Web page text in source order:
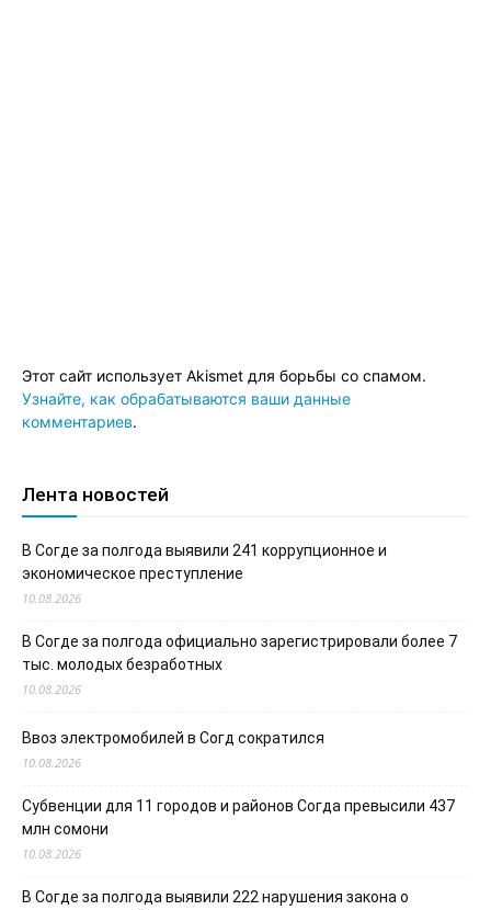
Этот сайт использует Akismet для борьбы со спамом.
Узнайте, как обрабатываются ваши данные
комментариев.
Лента новостей
В Согде за полгода выявили 241 коррупционное и
экономическое преступление
10.08.2026
В Согде за полгода официально зарегистрировали более 7
тыс. молодых безработных
10.08.2026
Ввоз электромобилей в Согд сократился
10.08.2026
Субвенции для 11 городов и районов Согда превысили 437
млн сомони
10.08.2026
В Согде за полгода выявили 222 нарушения закона о